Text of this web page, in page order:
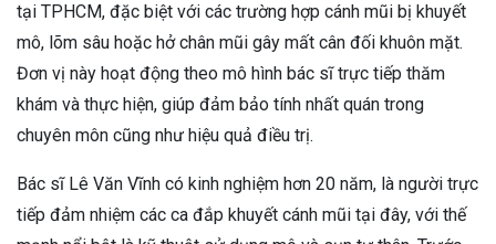
tại TPHCM, đặc biệt với các trường hợp cánh mũi bị khuyết
mô, lõm sâu hoặc hở chân mũi gây mất cân đối khuôn mặt.
Đơn vị này hoạt động theo mô hình bác sĩ trực tiếp thăm
khám và thực hiện, giúp đảm bảo tính nhất quán trong
chuyên môn cũng như hiệu quả điều trị.
Bác sĩ Lê Văn Vĩnh có kinh nghiệm hơn 20 năm, là người trực
tiếp đảm nhiệm các ca đắp khuyết cánh mũi tại đây, với thế